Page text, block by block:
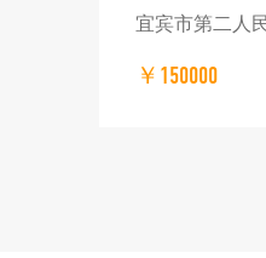
攀枝花市妇幼
￥150000